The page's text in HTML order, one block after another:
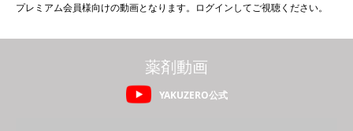
プレミアム会員様向けの動画となります。ログインしてご視聴ください。
YAKUZERO公式
薬剤動画